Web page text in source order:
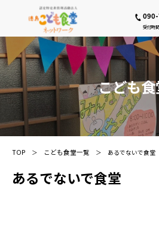
受付時
こども食
TOP こども食堂一覧 あるでないで食堂
あるでないで食堂